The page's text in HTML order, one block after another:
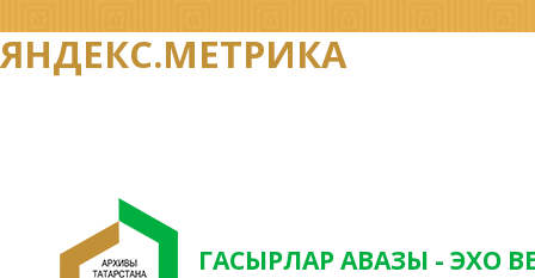
ЯНДЕКС.МЕТРИКА
ГАСЫРЛАР АВАЗЫ - ЭХО